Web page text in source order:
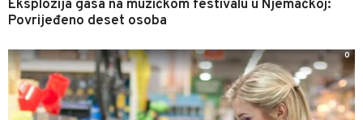
Eksplozija gasa na muzičkom festivalu u Njemačkoj:
Povrijeđeno deset osoba
0